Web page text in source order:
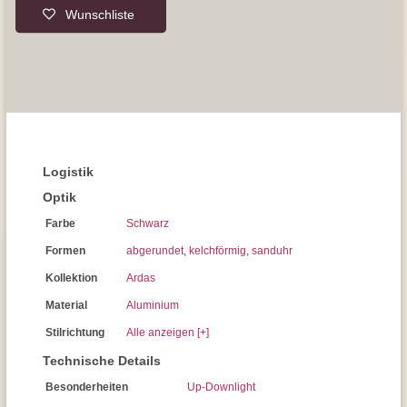
Wunschliste
Logistik
Optik
Farbe Schwarz
Formen abgerundet, kelchförmig, sanduhr
Kollektion Ardas
Material Aluminium
Stilrichtung Alle anzeigen [+]
Technische Details
Besonderheiten Up-Downlight